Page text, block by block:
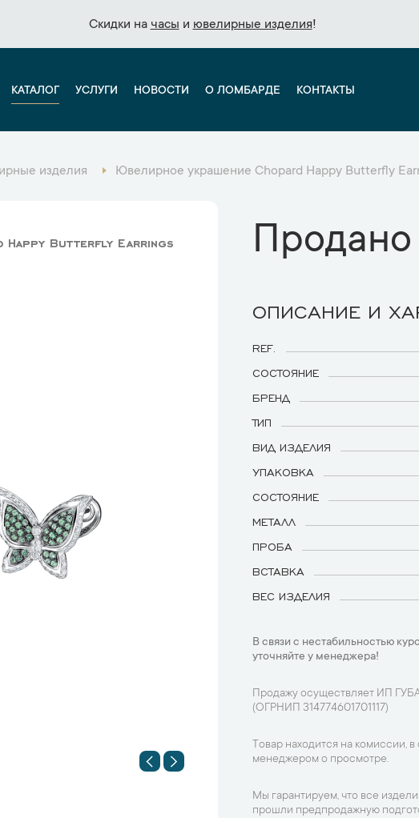
Скидки на часы и ювелирные изделия!
Скидки на часы и ювелирные изделия!
КАТАЛОГ УСЛУГИ НОВОСТИ О ЛОМБАРДЕ КОНТАКТЫ
изделия Ювелирное украшение Chopard Happy Butterfly
Happy Butterfly Earrings
Продано
ОПИСАНИЕ И
REF.
СОСТОЯНИЕ
БРЕНД
ТИП
ВИД ИЗДЕЛИЯ
УПАКОВКА
СОСТОЯНИЕ
МЕТАЛЛ
ПРОБА
ВСТАВКА
ВЕС ИЗДЕЛИЯ
В связи с нестабильностью
уточняйте у менеджера!
Продажу осуществляет ИП
(ОГРНИП 314774601701117)
Товар находится на комиссии,
менеджером о просмотре.
Мы гарантируем, что все
прошли предпродажную